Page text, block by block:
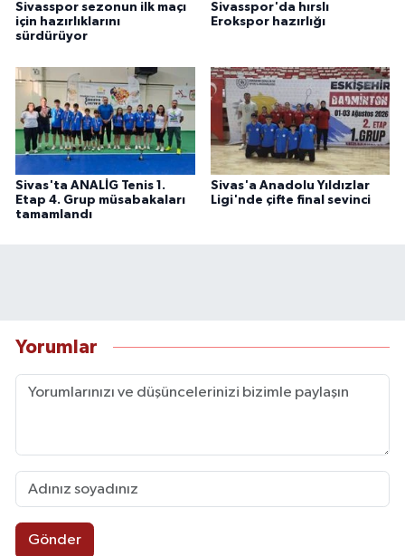
Sivasspor sezonun ilk maçı
için hazırlıklarını
sürdürüyor
Sivasspor'da hırslı
Erokspor hazırlığı
Sivas'ta ANALİG Tenis 1.
Etap 4. Grup müsabakaları
tamamlandı
Sivas'a Anadolu Yıldızlar
Ligi'nde çifte final sevinci
Yorumlar
Gönder